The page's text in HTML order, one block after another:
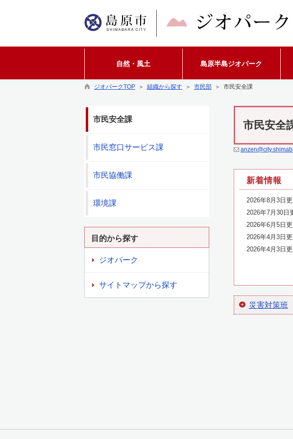
自然・風土 島原半島ジオパーク
ジオパークTOP ＞ 組織から探す ＞ 市民部 ＞ 市民安全課
市民安全
新着情報
2026年8月3日
2026年7月30日
2026年6月5日
2026年4月3日
2026年4月3日
災害対策班
市民安全課
市民窓口サービス課
市民協働課
環境課
目的から探す
ジオパーク
サイトマップから探す